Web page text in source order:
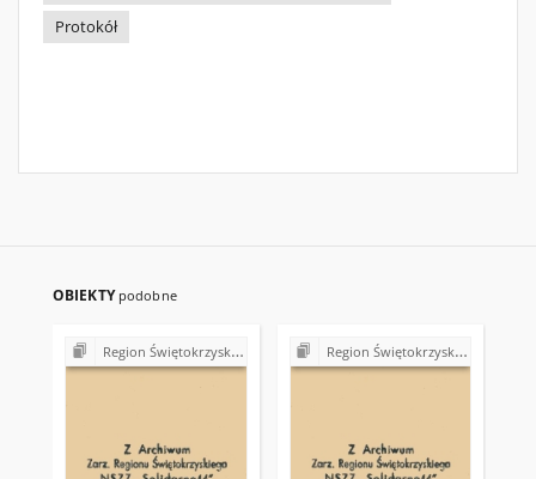
Protokół
OBIEKTY podobne
Region Świętokrzyski NSZZ "Solidarność". Delegatura Starachowice Region Świętokrzyski NSZZ "Solidarność". Delegatura Starachowice